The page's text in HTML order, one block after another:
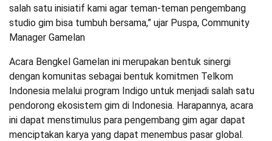
salah satu inisiatif kami agar teman-teman pengembang
studio gim bisa tumbuh bersama,” ujar Puspa, Community
Manager Gamelan
Acara Bengkel Gamelan ini merupakan bentuk sinergi
dengan komunitas sebagai bentuk komitmen Telkom
Indonesia melalui program Indigo untuk menjadi salah satu
pendorong ekosistem gim di Indonesia. Harapannya, acara
ini dapat menstimulus para pengembang gim agar dapat
menciptakan karya yang dapat menembus pasar global.